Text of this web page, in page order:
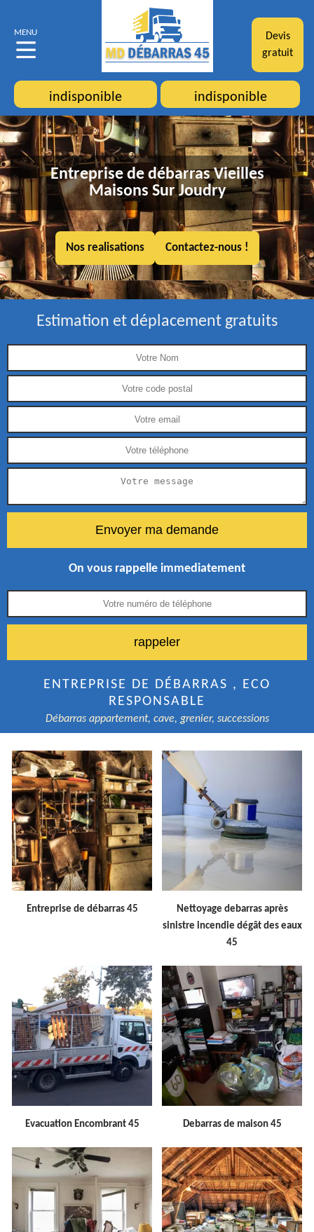
MENU
Devis
gratuit
indisponible indisponible
Entreprise de débarras Vieilles
Maisons Sur Joudry
Nos realisations Contactez-nous !
Estimation et déplacement gratuits
On vous rappelle immediatement
ENTREPRISE DE DÉBARRAS , ECO
RESPONSABLE
Débarras appartement, cave, grenier, successions
Entreprise de débarras 45
Nettoyage debarras après
sinistre incendie dégât des eaux
45
Evacuation Encombrant 45 Debarras de maison 45